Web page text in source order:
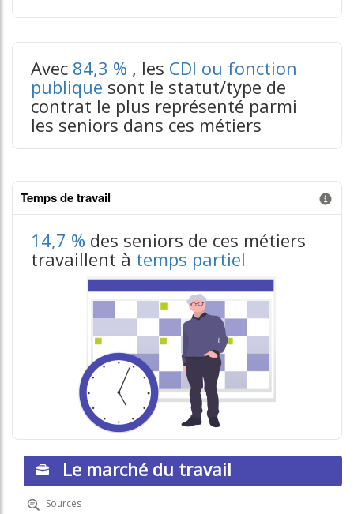
Information donnée n°3
tableaux excel n°3
Avec 84,3 % , les CDI ou fonction
publique sont le statut/type de
contrat le plus représenté parmi
les seniors dans ces métiers
Temps de travail
14,7 % des seniors de ces métiers
travaillent à temps partiel
Le marché du travail
Sources